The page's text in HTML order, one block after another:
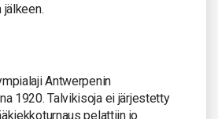
Antwerpenin
1920. Talvikisoja ei järjestetty
pelattiin jo